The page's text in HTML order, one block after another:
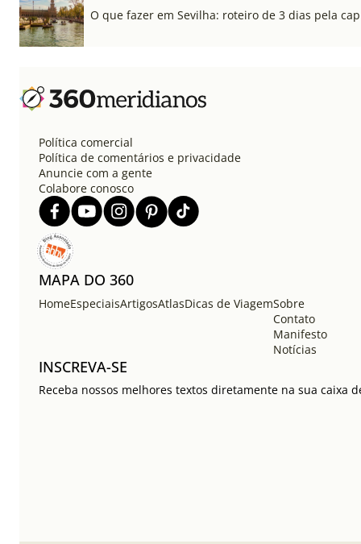
O que fazer em Sevilha: roteiro de 3 dias pela
Política comercial
Política de comentários e privacidade
Anuncie com a gente
Colabore conosco
MAPA DO 360
HomeEspeciaisArtigosAtlasDicas de ViagemSobre
Contato
Manifesto
Notícias
INSCREVA-SE
Receba nossos melhores textos diretamente na sua caixa